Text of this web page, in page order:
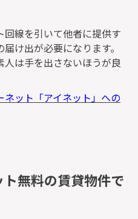
回線を引いて他者に提供す
け出が必要になります。
は手を出さないほうが良
ット「アイネット」への
無料の賃貸物件で